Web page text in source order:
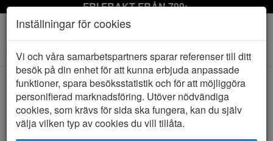
FRI FRAKT FRÅN 799:-
Toggle
navigation
HEM ECCO
Inställningar för cookies
Vi och våra samarbetspartners sparar referenser till ditt
besök på din enhet för att kunna erbjuda anpassade
funktioner, spara besöksstatistik och för att möjliggöra
personifierad marknadsföring. Utöver nödvändiga
cookies, som krävs för sida ska fungera, kan du själv
välja vilken typ av cookies du vill tillåta.